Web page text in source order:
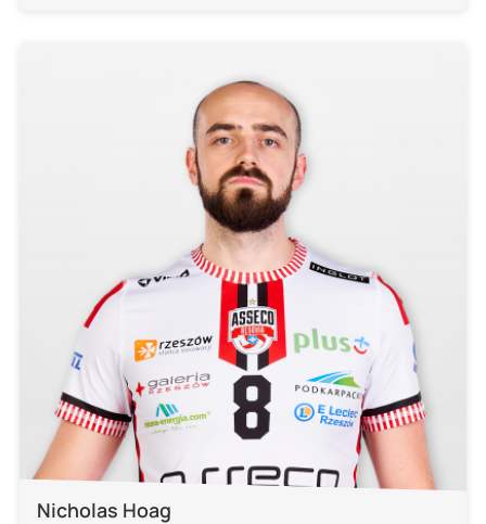
Nicholas Hoag